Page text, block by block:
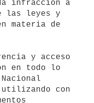
infracción a
materia de
y acceso
en todo lo
utilizando con